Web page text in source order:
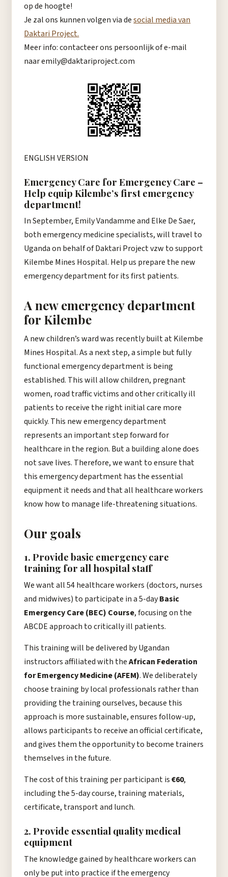
op de hoogte!
Je zal ons kunnen volgen via desocial media van
Daktari Project.
Meer info: contacteer ons persoonlijk of e-mail
naar emily@daktariproject.com
ENGLISH VERSION
Emergency Care for Emergency Care –
Help equip Kilembe’s first emergency
department!
In September, Emily Vandamme and Elke De Saer,
both emergency medicine specialists, will travel to
Uganda on behalf of Daktari Project vzw to support
Kilembe Mines Hospital. Help us prepare the new
emergency department for its first patients.
A new emergency department
for Kilembe
A new children’s ward was recently built at Kilembe
Mines Hospital. As a next step, a simple but fully
functional emergency department is being
established. This will allow children, pregnant
women, road traffic victims and other critically ill
patients to receive the right initial care more
quickly. This new emergency department
represents an important step forward for
healthcare in the region. But a building alone does
not save lives. Therefore, we want to ensure that
this emergency department has the essential
equipment it needs and that all healthcare workers
know how to manage life-threatening situations.
Our goals
1. Provide basic emergency care
training for all hospital staff
We want all 54 healthcare workers (doctors, nurses
and midwives) to participate in a 5-dayBasic
Emergency Care (BEC) Course, focusing on the
ABCDE approach to critically ill patients.
This training will be delivered by Ugandan
instructors affiliated with theAfrican Federation
for Emergency Medicine (AFEM). We deliberately
choose training by local professionals rather than
providing the training ourselves, because this
approach is more sustainable, ensures follow-up,
allows participants to receive an official certificate,
and gives them the opportunity to become trainers
themselves in the future.
The cost of this training per participant is€60,
including the 5-day course, training materials,
certificate, transport and lunch.
2. Provide essential quality medical
equipment
The knowledge gained by healthcare workers can
only be put into practice if the emergency